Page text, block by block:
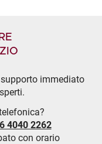
immediato
4040 2262
con orario